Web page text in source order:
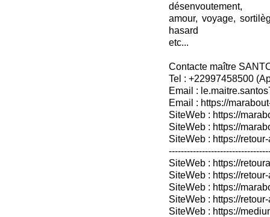
désenvoutement,
amour, voyage,
hasard
etc...
Contacte maître
Tel : +22997458500
Email :
Email : https://
SiteWeb : https://
SiteWeb : https://
SiteWeb : https://
SiteWeb : https://
SiteWeb : https://
SiteWeb : https://
SiteWeb : https://
SiteWeb : https://